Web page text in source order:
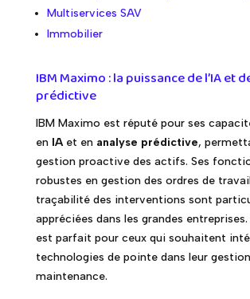
Multiservices SAV
Immobilier
IBM Maximo : la puissance de l’IA et
prédictive
IBM Maximo est réputé pour ses
en IAet en analyse prédictive,
gestion proactive des actifs. Ses
robustes en gestion des ordres de
traçabilité des interventions sont
appréciées dans les grandes
est parfait pour ceux qui souhaitent
technologies de pointe dans leur
maintenance.